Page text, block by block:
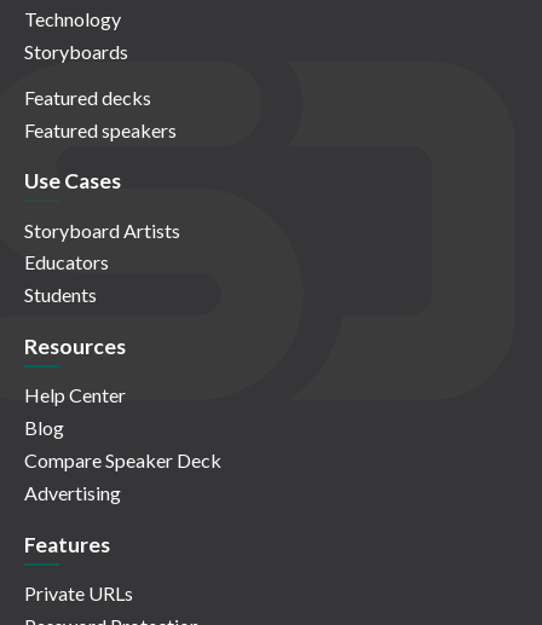
Technology
Storyboards
Featured decks
Featured speakers
Use Cases
Storyboard Artists
Educators
Students
Resources
Help Center
Blog
Compare Speaker Deck
Advertising
Features
Private URLs